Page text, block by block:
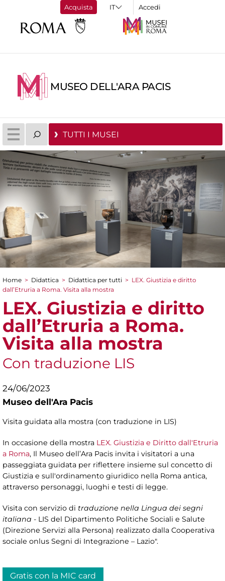
Acquista Accedi
MUSEO DELL'ARA PACIS
TUTTI I MUSEI
Tu sei qui
Home > Didattica > Didattica per tutti > LEX. Giustizia e diritto
dall’Etruria a Roma. Visita alla mostra
LEX. Giustizia e diritto
dall’Etruria a Roma.
Visita alla mostra
Con traduzione LIS
24/06/2023
Museo dell'Ara Pacis
Visita guidata alla mostra (con traduzione in LIS)
In occasione della mostra LEX. Giustizia e Diritto dall'Etruria
a Roma, Il Museo dell’Ara Pacis invita i visitatori a una
passeggiata guidata per riflettere insieme sul concetto di
Giustizia e sull'ordinamento giuridico nella Roma antica,
attraverso personaggi, luoghi e testi di legge.
Visita con servizio di traduzione nella Lingua dei segni
italiana - LIS del Dipartimento Politiche Sociali e Salute
(Direzione Servizi alla Persona) realizzato dalla Cooperativa
sociale onlus Segni di Integrazione – Lazio".
Gratis con la MIC card